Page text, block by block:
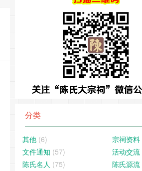
分类
其他 (6) 宗祠资料
文件通知 (57) 活动交流
陈氏名人 (75) 陈氏源流